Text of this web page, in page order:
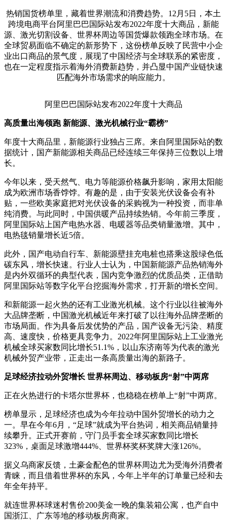
热销国货榜单里，藏着世界潮流和消费趋势。12月5日，本土
跨境电商平台阿里巴巴国际站发布2022年度十大商品，新能
源、激光切割设备、世界杯周边等国货爆款领跑全球市场。在
全球贸易面临不确定的新形势下，这份榜单反映了民营中小企
业出口商品的景气度，展现了中国经济与全球联系的紧密度，
也在一定程度指示着海外消费新趋势，并凸显中国产业链快速
匹配海外市场需求的响应能力。
阿里巴巴国际站发布2022年度十大商品
高质量出海领跑 新能源、激光机械行业“霸榜”
年度十大商品里，新能源行业独占三席。来自阿里国际站的数
据统计，国产新能源相关商品已经连续三年保持三位数以上增
长。
今年以来，受天然气、电力等能源价格飙升影响，家用太阳能
成为欧洲市场香饽饽。有趣的是，由于安装光伏设备会有补
贴，一些欧美家庭把对光伏设备的采购视为一种投资，而非单
纯消费。与此同时，中国供暖产品持续热销。今年前三季度，
阿里国际站上国产电热水器、电暖器等品类销量激增。其中，
电热毯销量增长近5倍。
此外，国产电动自行车、新能源壁挂充电桩也搭乘这股绿色低
碳东风，增长快速。行业人士认为，中国新能源产品热销海外
是内外双循环的典型代表，国内竞争激烈的优质品类，正借助
阿里国际站等数字化平台挖掘海外需求，打开新的增长空间。
和新能源一起火热的还有工业激光机械。这个行业以往被海外
大品牌垄断，中国激光机械近年来打破了以往海外品牌垄断的
市场局面。作为具备后发优势的产品，国产设备无污染、精度
高、速度快，价格更具竞争力。2022年阿里国际站上工业激光
机械全球买家数同比增长51.1%，以山东济南等为代表的激光
机械外贸产业带，正走出一条高质量出海的新路子。
足球经济拉动外贸增长 世界杯周边、移动板房“射”中两席
正在火热进行的卡塔尔世界杯，也稳稳在榜单上“射”中两席。
榜单显示，足球经济也成为今年拉动中国外贸增长的动力之
一。早在今年6月，“足球”就成为平台热词，相关商品销量持
续攀升。正式开赛前，守门员手套全球买家数同比增长
323%，桌面足球激增444%、世界杯奖杯奖牌大涨126%。
据义乌商家反馈，土豪金配色的世界杯周边尤为受海外消费者
青睐，而且借着世界杯的东风，今年上半年的订单量已经和去
年全年持平。
就连世界杯球迷村售价200美金一晚的集装箱公寓，也产自中
国浙江、广东等地的移动板房商家。